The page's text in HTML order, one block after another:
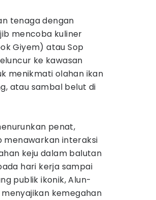
tenaga dengan
mencoba kuliner
Giyem) atau Sop
ke kawasan
menikmati olahan ikan
atau sambal belut di
penat,
menawarkan interaksi
keju dalam balutan
hari kerja sampai
publik ikonik, Alun-
kemegahan